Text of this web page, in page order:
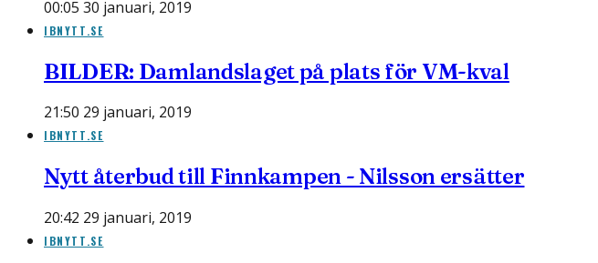
00:05 30 januari, 2019
IBNYTT.SE
BILDER: Damlandslaget på plats för VM-kval
21:50 29 januari, 2019
IBNYTT.SE
Nytt återbud till Finnkampen - Nilsson ersätter
20:42 29 januari, 2019
IBNYTT.SE